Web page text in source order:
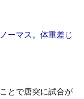
ーマス。体重差じ
とで唐突に試合が